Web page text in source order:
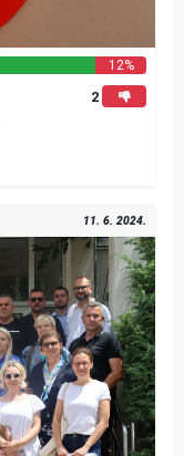
12%
2
11. 6. 2024.